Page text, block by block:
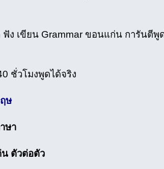
ง เขียน Grammar ขอนแก่น การันตีพู
ชั่วโมงพูดได้จริง
ษ
ษา
ตัวต่อตัว